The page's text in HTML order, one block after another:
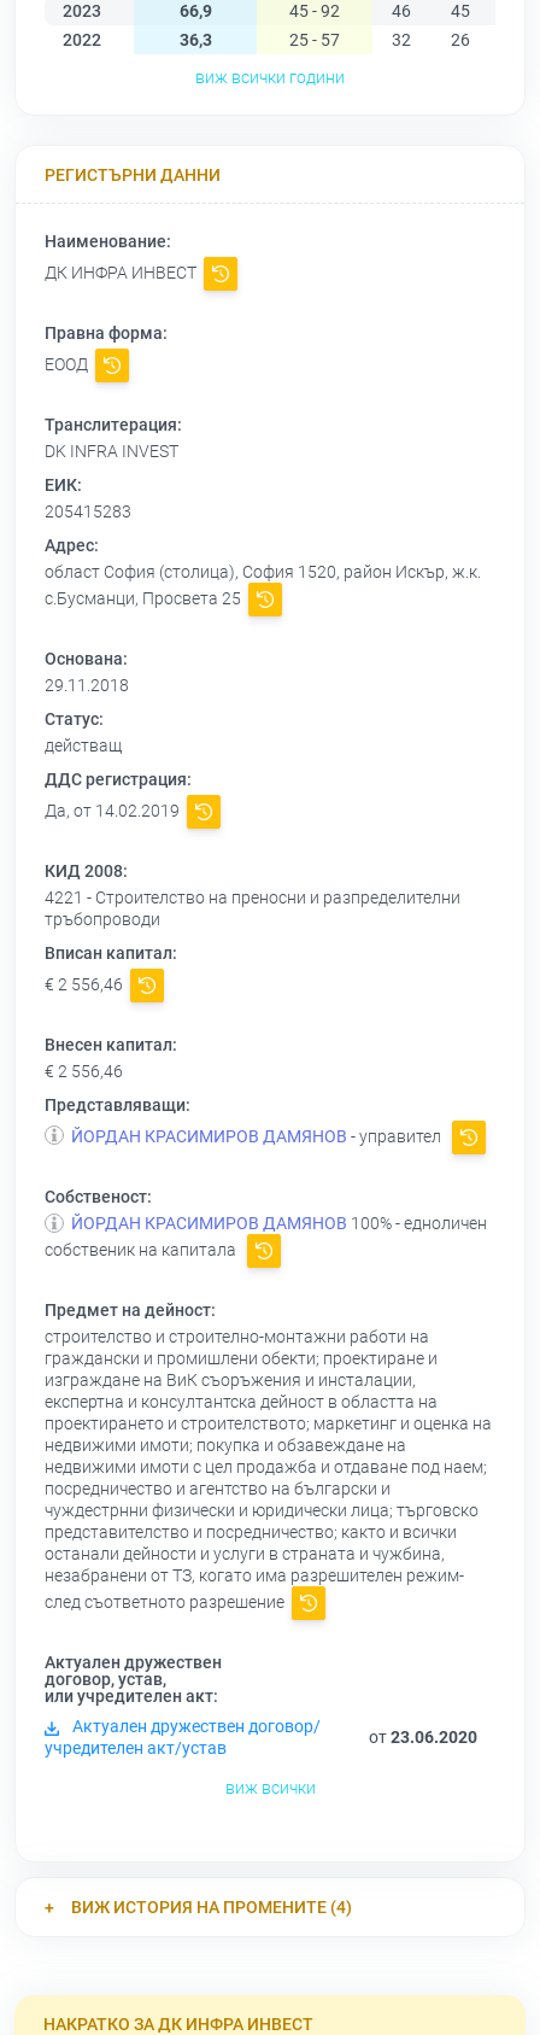
2023
66,9 45 - 92 46 45
2022
36,3 25 - 57 32 26
виж всички години
РЕГИСТЪРНИ ДАННИ
Наименование:
ДК ИНФРА ИНВЕСТ
Правна форма:
ЕООД
Транслитерация:
DK INFRA INVEST
ЕИК:
205415283
Адрес:
област София (столица), София 1520, район Искър, ж.к.
с.Бусманци, Просвета 25
Основана:
29.11.2018
Статус:
действащ
ДДС регистрация:
Да, от 14.02.2019
КИД 2008:
4221 - Строителство на преносни и разпределителни
тръбопроводи
Вписан капитал:
€ 2 556,46
Внесен капитал:
€ 2 556,46
Представляващи:
ЙОРДАН КРАСИМИРОВ ДАМЯНОВ - управител
Собственост:
ЙОРДАН КРАСИМИРОВ ДАМЯНОВ 100% - едноличен
собственик на капитала
Предмет на дейност:
строителство и строително-монтажни работи на
граждански и промишлени обекти; проектиране и
изграждане на ВиК съоръжения и инсталации,
експертна и консултантска дейност в областта на
проектирането и строителството; маркетинг и оценка на
недвижими имоти; покупка и обзавеждане на
недвижими имоти с цел продажба и отдаване под наем;
посредничество и агентство на български и
чуждестрнни физически и юридически лица; търговско
представителство и посредничество; както и всички
останали дейности и услуги в страната и чужбина,
незабранени от ТЗ, когато има разрешителен режим-
след съответното разрешение
Актуален дружествен
договор, устав,
или учредителен акт:
Актуален дружествен договор/
учредителен акт/устав
от23.06.2020
виж всички
ВИЖ ИСТОРИЯ НА ПРОМЕНИТЕ (4)
НАКРАТКО ЗА ДК ИНФРА ИНВЕСТ